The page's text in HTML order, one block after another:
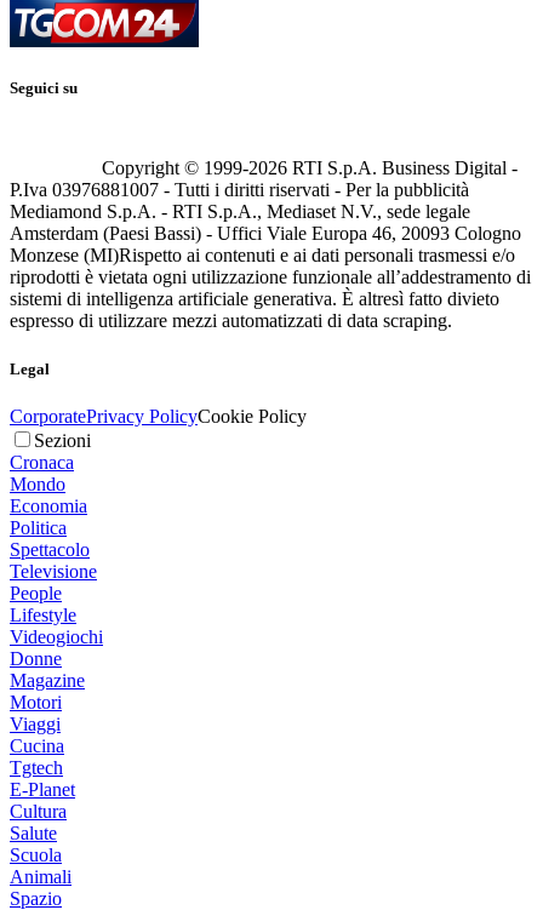
Seguici su
Copyright © 1999-2026 RTI S.p.A. Business Digital -
P.Iva 03976881007 - Tutti i diritti riservati - Per la pubblicità
Mediamond S.p.A. - RTI S.p.A., Mediaset N.V., sede legale
Amsterdam (Paesi Bassi) - Uffici Viale Europa 46, 20093 Cologno
Monzese (MI)Rispetto ai contenuti e ai dati personali trasmessi e/o
riprodotti è vietata ogni utilizzazione funzionale all’addestramento di
sistemi di intelligenza artificiale generativa. È altresì fatto divieto
espresso di utilizzare mezzi automatizzati di data scraping.
Legal
CorporatePrivacy PolicyCookie Policy
Sezioni
Cronaca
Mondo
Economia
Politica
Spettacolo
Televisione
People
Lifestyle
Videogiochi
Donne
Magazine
Motori
Viaggi
Cucina
Tgtech
E-Planet
Cultura
Salute
Scuola
Animali
Spazio